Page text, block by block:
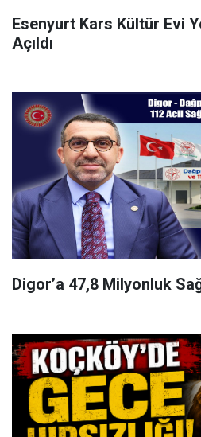
Esenyurt Kars Kültür Evi
Açıldı
Digor’a 47,8 Milyonluk